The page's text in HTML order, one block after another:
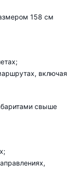
158 см
включая
свыше